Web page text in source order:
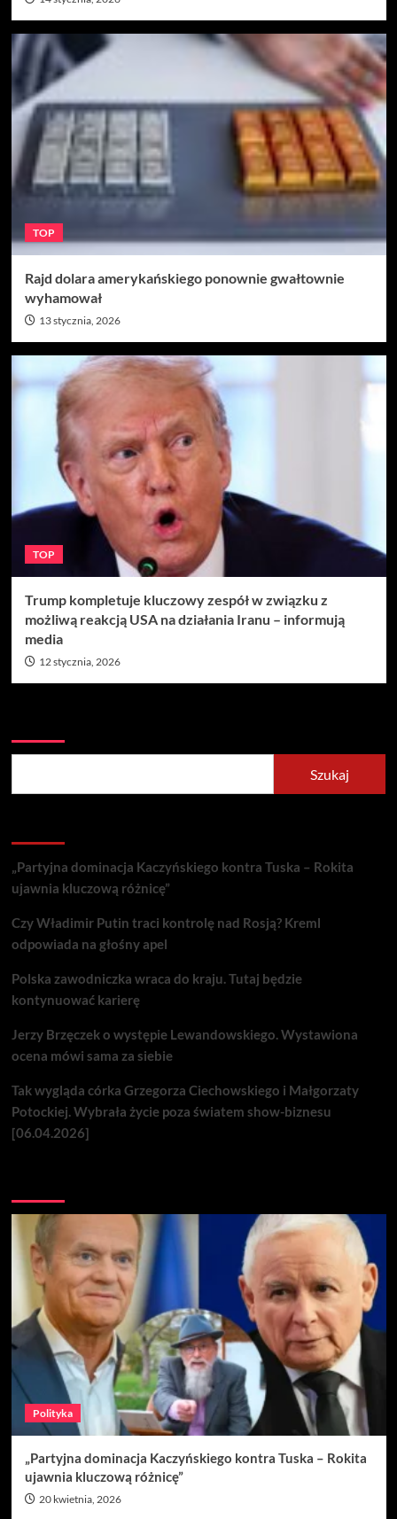
TOP
Rajd dolara amerykańskiego ponownie gwałtownie
wyhamował
13 stycznia, 2026
TOP
Trump kompletuje kluczowy zespół w związku z
możliwą reakcją USA na działania Iranu – informują
media
12 stycznia, 2026
Szukaj
„Partyjna dominacja Kaczyńskiego kontra Tuska – Rokita
ujawnia kluczową różnicę”
Czy Władimir Putin traci kontrolę nad Rosją? Kreml
odpowiada na głośny apel
Polska zawodniczka wraca do kraju. Tutaj będzie
kontynuować karierę
Jerzy Brzęczek o występie Lewandowskiego. Wystawiona
ocena mówi sama za siebie
Tak wygląda córka Grzegorza Ciechowskiego i Małgorzaty
Potockiej. Wybrała życie poza światem show-biznesu
[06.04.2026]
Polityka
„Partyjna dominacja Kaczyńskiego kontra Tuska – Rokita
ujawnia kluczową różnicę”
20 kwietnia, 2026